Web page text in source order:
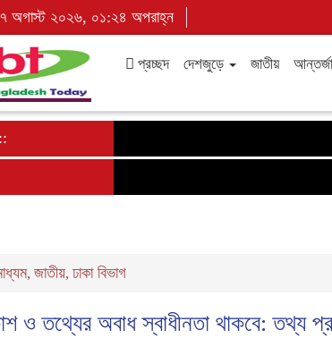
অগাস্ট ২০২৬, ০১:২৪ অপরাহ্ন
প্রচ্ছদ দেশজুড়ে জাতীয়
, জাতীয়, ঢাকা বিভাগ
ও তথ্যের অবাধ স্বাধীনতা থাকবে: তথ্য